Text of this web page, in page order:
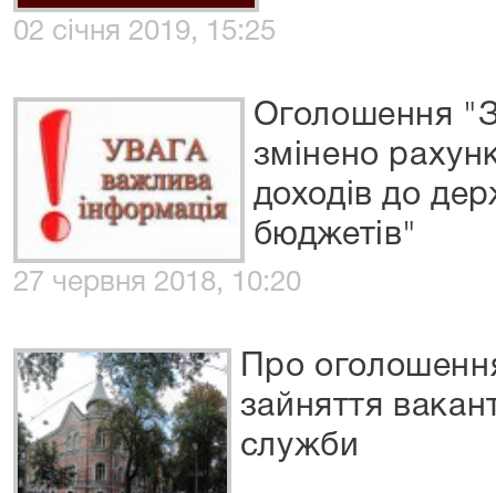
02 січня 2019, 15:25
Оголошення
змінено
доходів до
бюджетів"
27 червня 2018, 10:20
Про
зайняття
служби